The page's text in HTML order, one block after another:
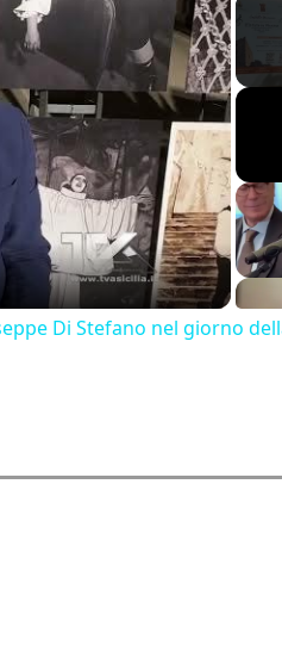
Di Stefano nel giorno